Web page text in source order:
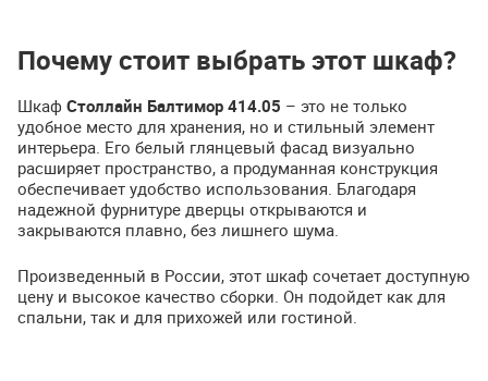
Почему стоит выбрать этот шкаф?
Шкаф Столлайн Балтимор 414.05 – это не только
удобное место для хранения, но и стильный элемент
интерьера. Его белый глянцевый фасад визуально
расширяет пространство, а продуманная конструкция
обеспечивает удобство использования. Благодаря
надежной фурнитуре дверцы открываются и
закрываются плавно, без лишнего шума.
Произведенный в России, этот шкаф сочетает доступную
цену и высокое качество сборки. Он подойдет как для
спальни, так и для прихожей или гостиной.